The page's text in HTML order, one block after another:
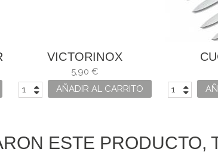
VICTORINOX
CUCHILLO SWISS
CLASSIC
5,90 €
AÑADIR AL CARRITO
10CM
ESTE PRODUCTO,